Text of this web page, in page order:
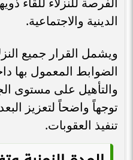
الدينية والاجتماعية.
ويشمل القرار جميع
الضوابط المعمول بها
والتأهيل على مستوى
توجهاً واضحاً لتعزيز
تنفيذ العقوبات.